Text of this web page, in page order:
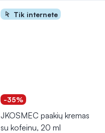
Tik internete
-35%
JKOSMEC paakių kremas
su kofeinu, 20 ml